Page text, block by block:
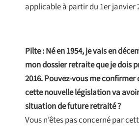
applicable à partir du 1er janvier
Pilte : Né en 1954, je vais en
mon dossier retraite que je dois
2016. Pouvez-vous me
cette nouvelle législation va
situation de future retraité ?
Vous n’êtes pas concerné par